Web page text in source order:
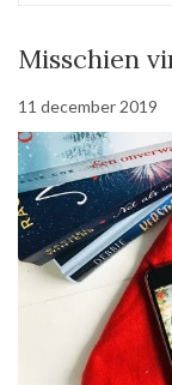
Misschien
11 december 2019